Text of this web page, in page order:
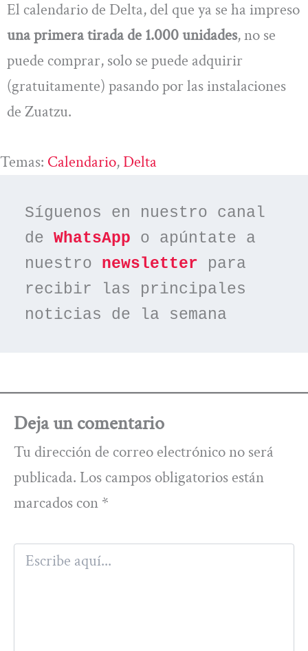
El calendario de Delta, del que ya se ha impreso
una primera tirada de 1.000 unidades, no se
puede comprar, solo se puede adquirir
(gratuitamente) pasando por las instalaciones
de Zuatzu.
Temas: Calendario, Delta
Síguenos en nuestro canal
de WhatsApp o apúntate a
nuestro newsletter para
recibir las principales
noticias de la semana
Deja un comentario
Tu dirección de correo electrónico no será
publicada. Los campos obligatorios están
marcados con *
Escribe
aquí...